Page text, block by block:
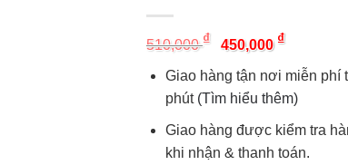
510,000₫
Original
price
was:
510,000 ₫.
450,000 ₫Current
is:
450,000
Giao hàng tận nơi miễn phí
phút (Tìm hiểu thêm)
Giao hàng được kiểm tra
khi nhận & thanh toán.